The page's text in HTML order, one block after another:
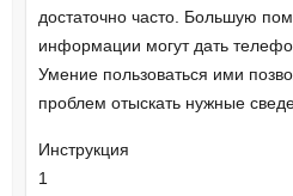
достаточно часто. Большую
информации могут дать
Умение пользоваться ими
проблем отыскать нужные
Инструкция
1